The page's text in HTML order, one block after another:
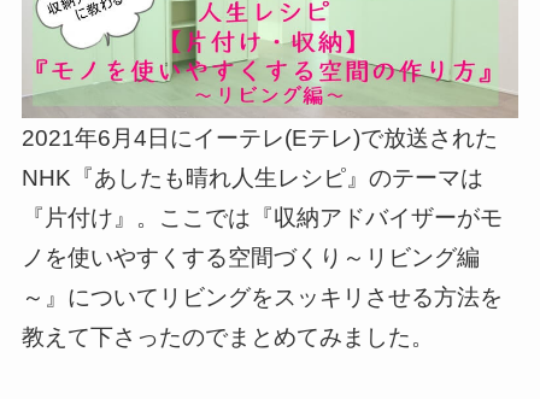
2021年6月4日にイーテレ(Eテレ)で放送された
NHK『あしたも晴れ人生レシピ』のテーマは
『片付け』。ここでは『収納アドバイザーがモ
ノを使いやすくする空間づくり～リビング編
～』についてリビングをスッキリさせる方法を
教えて下さったのでまとめてみました。